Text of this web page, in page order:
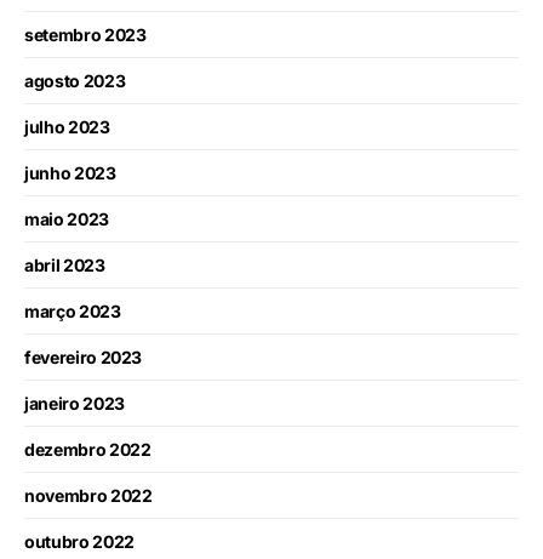
setembro 2023
agosto 2023
julho 2023
junho 2023
maio 2023
abril 2023
março 2023
fevereiro 2023
janeiro 2023
dezembro 2022
novembro 2022
outubro 2022